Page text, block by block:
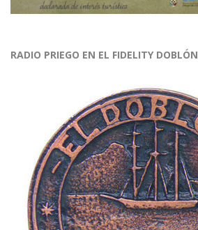
RADIO PRIEGO EN EL FIDELITY DOBLÓN